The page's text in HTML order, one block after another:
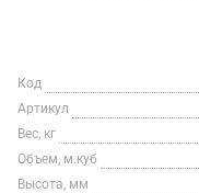
Код
Артикул
Вес, кг
Объем, м.куб
Высота, мм